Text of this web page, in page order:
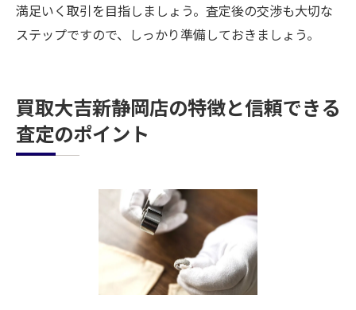
満足いく取引を目指しましょう。査定後の交渉も大切な
ステップですので、しっかり準備しておきましょう。
買取大吉新静岡店の特徴と信頼できる
査定のポイント